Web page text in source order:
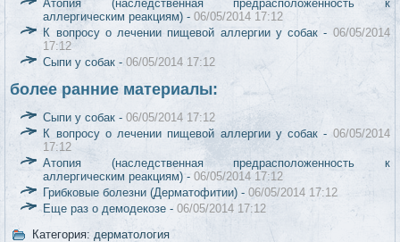
Атопия (наследственная предрасположенность к
аллергическим реакциям) -06/05/2014 17:12
К вопросу о лечении пищевой аллергии у собак - 06/05/2014
17:12
Сыпи у собак -06/05/2014 17:12
более ранние материалы:
Сыпи у собак -06/05/2014 17:12
К вопросу о лечении пищевой аллергии у собак - 06/05/2014
17:12
Атопия (наследственная предрасположенность к
аллергическим реакциям) -06/05/2014 17:12
Грибковые болезни (Дерматофитии) -06/05/2014 17:12
Еще раз о демодекозе -06/05/2014 17:12
Категория:дерматология